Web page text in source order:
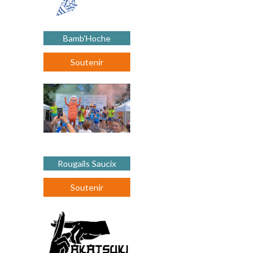
Bamb'Hoche
Soutenir
Rougails Saucix
Soutenir